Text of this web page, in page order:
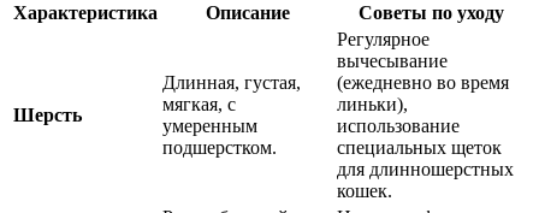
Характеристика Описание Советы по уходу
Шерсть
Длинная, густая,
мягкая, с
умеренным
подшерстком.
Регулярное
вычесывание
(ежедневно во время
линьки),
использование
специальных щеток
для длинношерстных
кошек.